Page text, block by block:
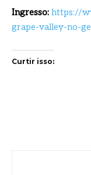
Ingresso: https://
grape-valley-no-
Curtir isso: